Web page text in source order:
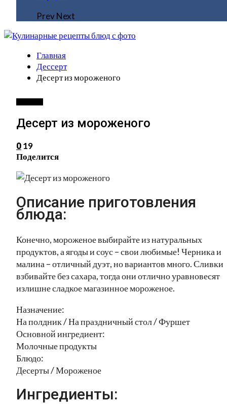
PrevNext
Главная
Дессерт
Десерт из мороженого
Десерт из мороженого
0 19
Поделится
Описание приготовления
блюда:
Конечно, мороженое выбирайте из натуральных
продуктов, а ягоды и соус – свои любимые! Черника и
малина – отличный дуэт, но вариантов много. Сливки
взбивайте без сахара, тогда они отлично уравновесят
излишне сладкое магазинное мороженое.
Назначение:
На полдник / На праздничный стол / Фуршет
Основной ингредиент:
Молочные продукты
Блюдо:
Десерты / Мороженое
Ингредиенты: